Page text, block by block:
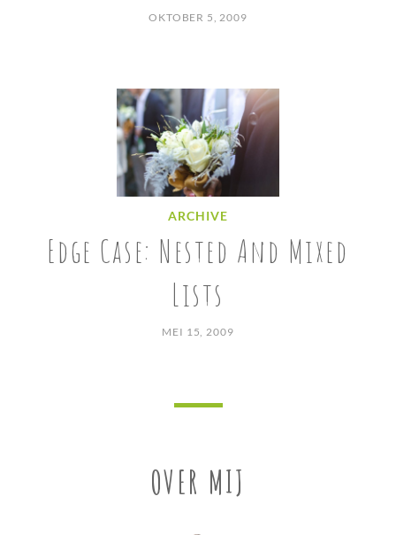
OKTOBER 5, 2009
ARCHIVE
Edge Case: Nested And Mixed
Lists
MEI 15, 2009
OVER MIJ